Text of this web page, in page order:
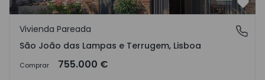
São João das Lampas e Terrugem, Lisboa
Vivienda Pareada
São João das Lampas e Terrugem, Lisboa
Comprar 755.000 €